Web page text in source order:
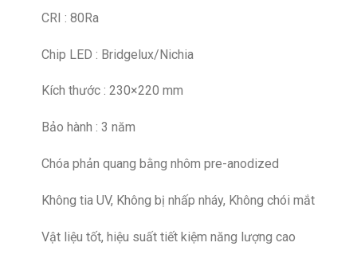
CRI : 80Ra
Chip LED : Bridgelux/Nichia
Kích thước : 230×220 mm
Bảo hành : 3 năm
Chóa phản quang bằng nhôm pre-anodized
Không tia UV, Không bị nhấp nháy, Không chói mắt
Vật liệu tốt, hiệu suất tiết kiệm năng lượng cao